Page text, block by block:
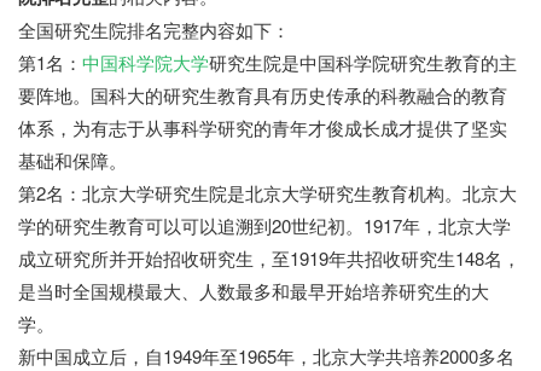
全国研究生院排名完整内容如下：
第1名： 中国科学院大学研究生院是中国科学院研究生教育的主
要阵地。国科大的研究生教育具有历史传承的科教融合的教育
体系，为有志于从事科学研究的青年才俊成长成才提供了坚实
基础和保障。
第2名：北京大学研究生院是北京大学研究生教育机构。北京大
学的研究生教育可以可以追溯到20世纪初。1917年，北京大学
成立研究所并开始招收研究生，至1919年共招收研究生148名，
是当时全国规模最大、人数最多和最早开始培养研究生的大
学。
新中国成立后，自1949年至1965年，北京大学共培养2000多名